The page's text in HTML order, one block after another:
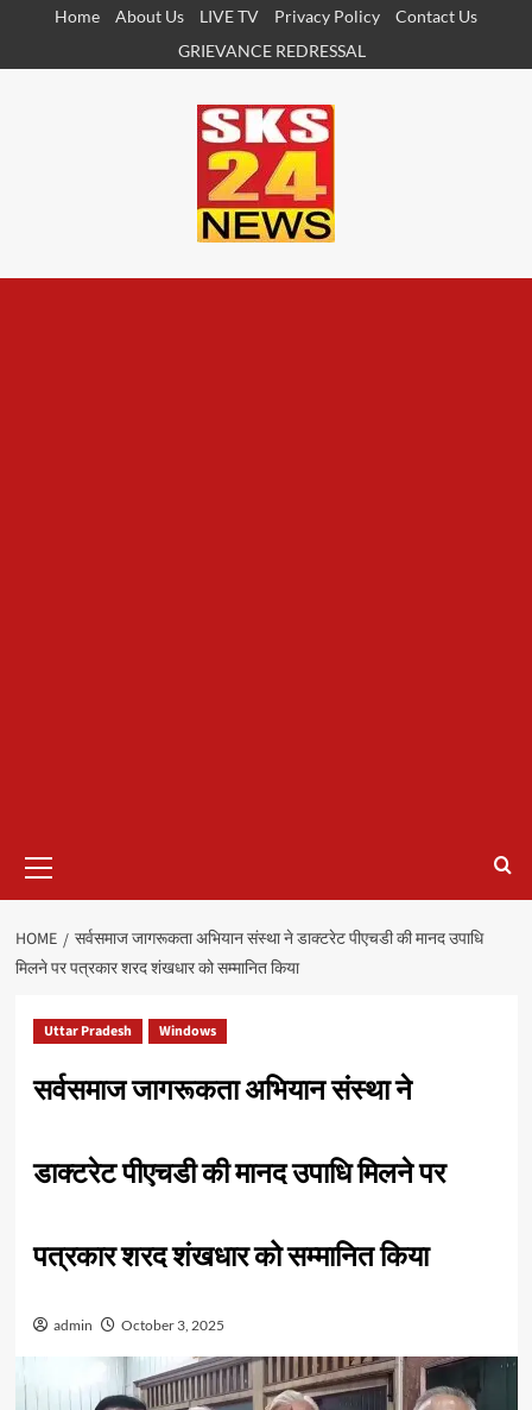
content
Home About Us LIVE TV Privacy Policy
Contact Us
GRIEVANCE REDRESSAL
Menu
HOME
सर्वसमाज जागरूकता अभियान संस्था ने डाक्टरेट पीएचडी की मानद उपाधि
मिलने पर पत्रकार शरद शंखधार को सम्मानित किया
Uttar Pradesh Windows
सर्वसमाज जागरूकता अभियान संस्था ने
डाक्टरेट पीएचडी की मानद उपाधि मिलने पर
पत्रकार शरद शंखधार को सम्मानित किया
admin October 3, 2025